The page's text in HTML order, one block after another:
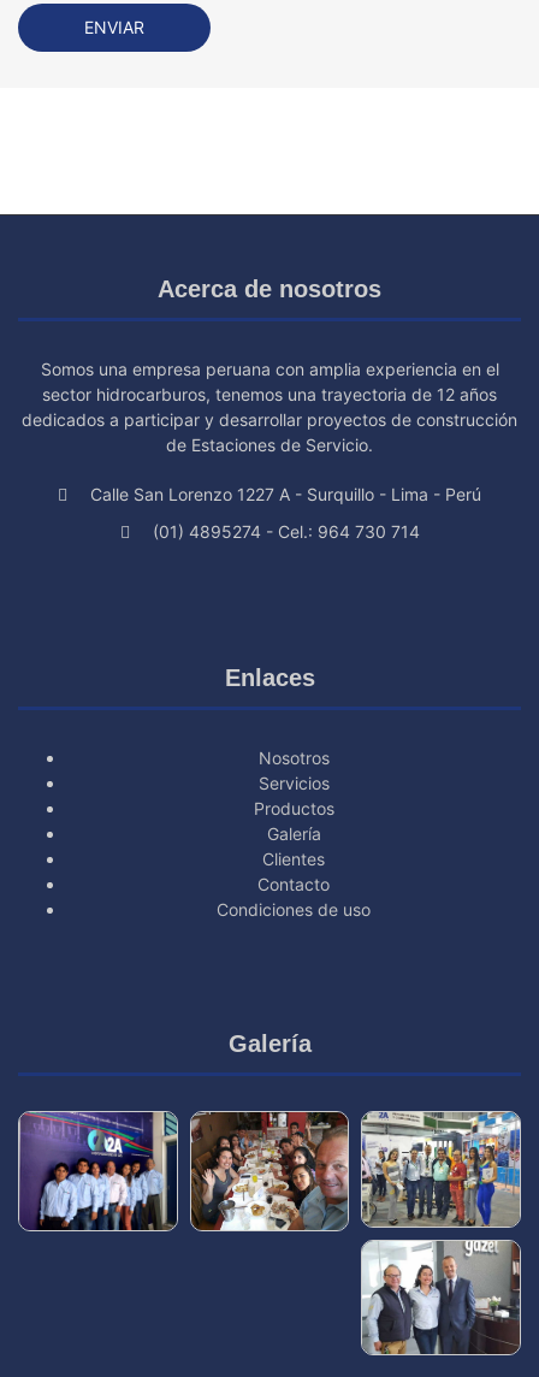
Acerca de nosotros
Somos una empresa peruana con amplia experiencia en el
sector hidrocarburos, tenemos una trayectoria de 12 años
dedicados a participar y desarrollar proyectos de construcción
de Estaciones de Servicio.
Calle San Lorenzo 1227 A - Surquillo - Lima - Perú
(01) 4895274 - Cel.: 964 730 714
Enlaces
Nosotros
Servicios
Productos
Galería
Clientes
Contacto
Condiciones de uso
Galería